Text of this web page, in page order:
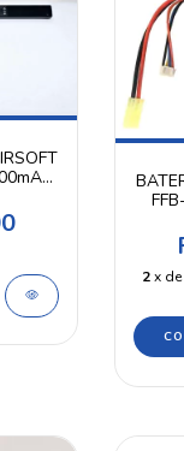
2 x de